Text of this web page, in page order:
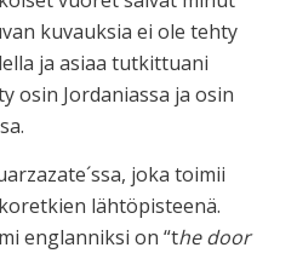
kuvauksia ei ole tehty
ja asiaa tutkittuani
osin Jordaniassa ja osin
joka toimii
lähtöpisteenä.
englanniksi on “the door